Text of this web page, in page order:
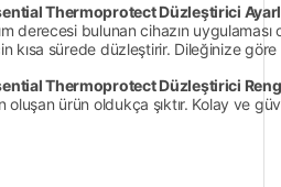
Thermoprotect Düzleştirici
derecesi bulunan cihazın uygulaması
kısa sürede düzleştirir. Dileğinize
Thermoprotect Düzleştirici
ürün oldukça şıktır. Kolay ve